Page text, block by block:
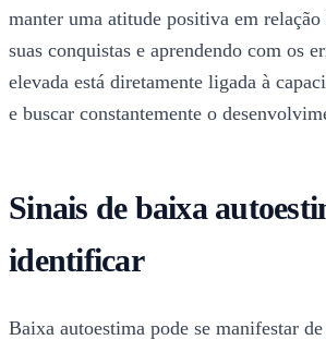
manter uma atitude positiva em
suas conquistas e aprendendo com os
elevada está diretamente ligada à
e buscar constantemente o
Sinais de baixa
identificar
Baixa autoestima pode se manifestar